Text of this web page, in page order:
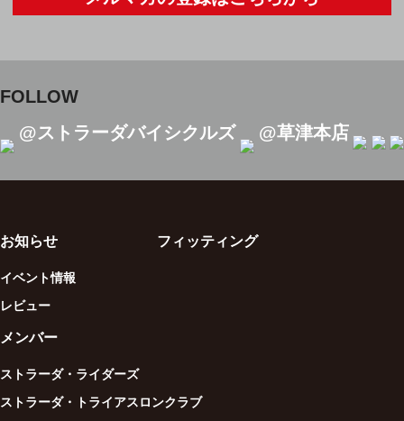
FOLLOW
@ストラーダバイシクルズ
@草津本店
お知らせ
イベント情報
レビュー
フィッティング
メンバー
ストラーダ・ライダーズ
ストラーダ・トライアスロンクラブ